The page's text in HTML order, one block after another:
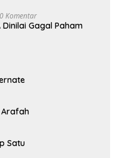
0 Komentar
Dinilai Gagal Paham
Arafah
Satu